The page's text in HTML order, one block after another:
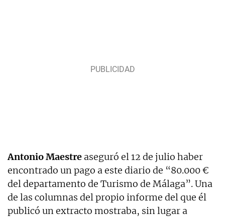
Antonio Maestre aseguró el 12 de julio haber
encontrado un pago a este diario de “80.000 €
del departamento de Turismo de Málaga”. Una
de las columnas del propio informe del que él
publicó un extracto mostraba, sin lugar a